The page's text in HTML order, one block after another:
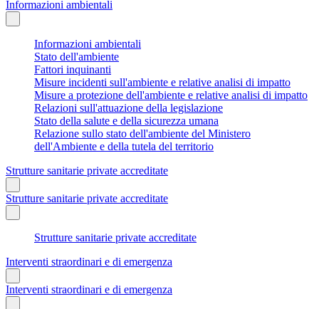
Informazioni ambientali
Informazioni ambientali
Stato dell'ambiente
Fattori inquinanti
Misure incidenti sull'ambiente e relative analisi di impatto
Misure a protezione dell'ambiente e relative analisi di impatto
Relazioni sull'attuazione della legislazione
Stato della salute e della sicurezza umana
Relazione sullo stato dell'ambiente del Ministero
dell'Ambiente e della tutela del territorio
Strutture sanitarie private accreditate
Strutture sanitarie private accreditate
Strutture sanitarie private accreditate
Interventi straordinari e di emergenza
Interventi straordinari e di emergenza